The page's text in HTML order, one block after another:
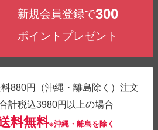
新規会員登録で300
ポイントプレゼント
880円（沖縄・離島除く）注文
計税込3980円以上の場合
料無料※沖縄・離島を除く